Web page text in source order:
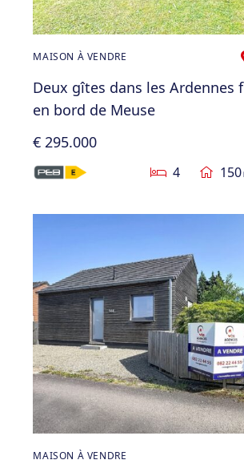
MAISON À VENDRE
Deux gîtes dans les Ardennes
en bord de Meuse
€ 295.000
4 150
MAISON À VENDRE